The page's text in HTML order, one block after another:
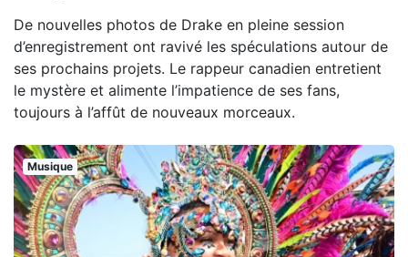
De nouvelles photos de Drake en pleine session
d’enregistrement ont ravivé les spéculations autour de
ses prochains projets. Le rappeur canadien entretient
le mystère et alimente l’impatience de ses fans,
toujours à l’affût de nouveaux morceaux.
Musique